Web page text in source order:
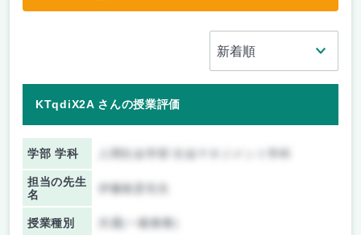
KTqdiX2A さんの授業評価
学部 学科
担当の先生
名
伊藤俊彦先生
授業種別 共通(一般教養)